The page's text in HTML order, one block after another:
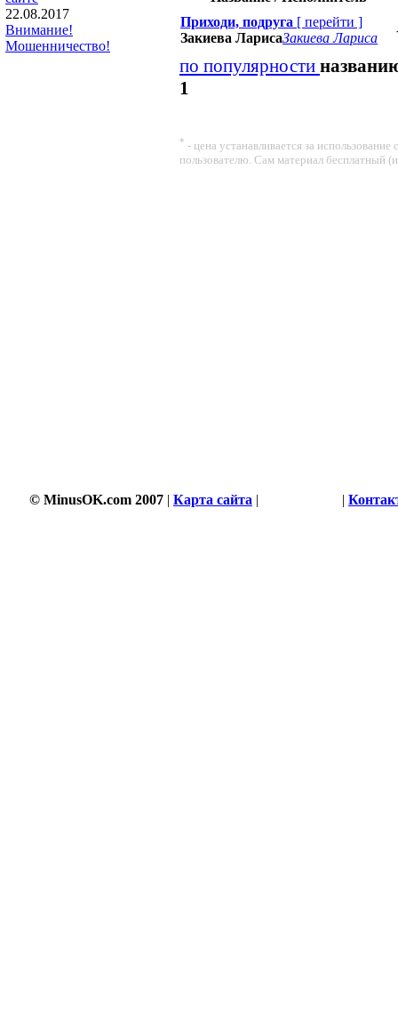
22.08.2017
Внимание!
Мошенничество!
Приходи, подруга [ перейти ]
Закиева ЛарисаЗакиева Лариса
по популярности
1
* - цена устанавливается за
пользователю. Сам материал бесплатный
© MinusOK.com 2007 | Карта сайта | |